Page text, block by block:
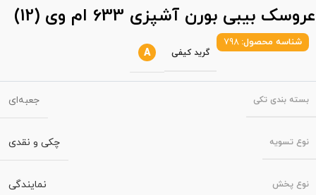
عروسک بیبی بورن آشپزی 633 ام وی (12)
شناسه محصول: 798
گرید کیفی A
بسته‌ بندی تکی جعبه‌ای
نوع تسویه چکی و نقدی
نوع پخش نمایندگی